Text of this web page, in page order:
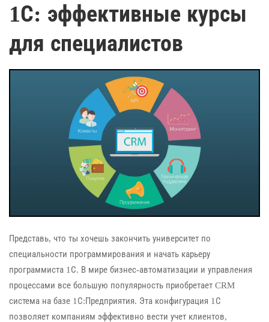
1С: эффективные курсы
для специалистов
Представь, что ты хочешь закончить университет по
специальности программирования и начать карьеру
программиста 1С. В мире бизнес-автоматизации и управления
процессами все большую популярность приобретает CRM
система на базе 1С:Предприятия. Эта конфигурация 1С
позволяет компаниям эффективно вести учет клиентов,